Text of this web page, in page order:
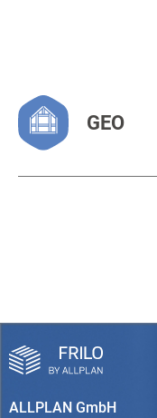
GEO
ALLPLAN GmbH